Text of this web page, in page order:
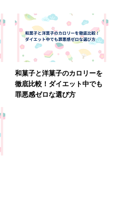
和菓子と洋菓子のカロリーを
徹底比較！ダイエット中でも
罪悪感ゼロな選び方